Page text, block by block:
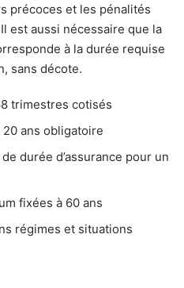
précoces et les pénalités
est aussi nécessaire que la
à la durée requise
sans décote.
trimestres cotisés
ans obligatoire
durée d’assurance pour un
fixées à 60 ans
régimes et situations